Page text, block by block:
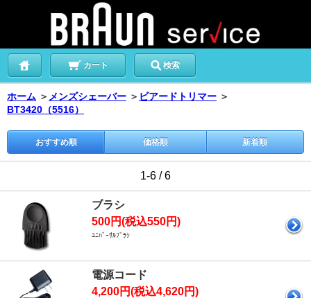
カート 検索
ホーム ＞ メンズシェーバー ＞ ビアードトリマー ＞
BT3420（5516）
おすすめ順 価格順 新着順
1-6 / 6
ブラシ
500円(税込550円)
ﾕﾆﾊﾞｰｻﾙﾌﾞﾗｼ
電源コード
4,200円(税込4,620円)